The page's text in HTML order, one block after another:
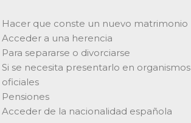
Hacer que conste un nuevo matrimonio
Acceder a una herencia
Para separarse o divorciarse
Si se necesita presentarlo en organismos
oficiales
Pensiones
Acceder de la nacionalidad española